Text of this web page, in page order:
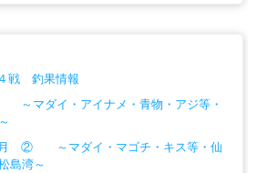
戦 釣果情報
マダイ・アイナメ・青物・アジ等・
② ～マダイ・マゴチ・キス等・仙
島湾～